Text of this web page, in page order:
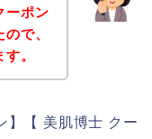
ーポン
で、
。
】【 美肌博士 クー